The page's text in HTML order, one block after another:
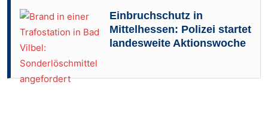
Einbruchschutz in
Mittelhessen: Polizei startet
landesweite Aktionswoche